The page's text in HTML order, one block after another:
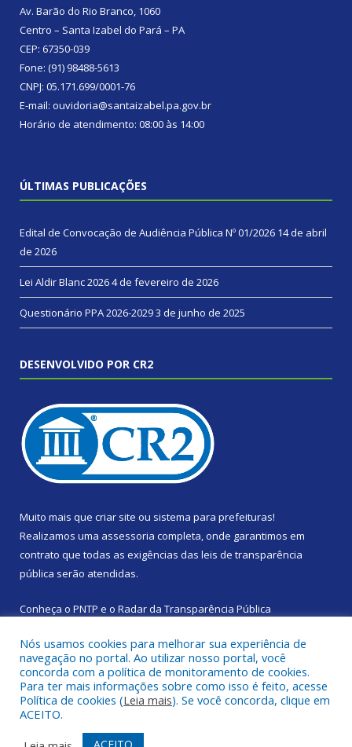
Av. Barão do Rio Branco, 1060
Centro – Santa Izabel do Pará – PA
CEP: 67350-039
Fone: (91) 98488-5613
CNPJ: 05.171.699/0001-76
E-mail: ouvidoria@santaizabel.pa.gov.br
Horário de atendimento: 08:00 às 14:00
ÚLTIMAS PUBLICAÇÕES
Edital de Convocação de Audiência Pública Nº 01/2026 14 de abril
de 2026
Lei Aldir Blanc 20264 de fevereiro de 2026
Questionário PPA 2026-20293 de junho de 2025
DESENVOLVIDO POR CR2
Muito mais que criar site ou sistema para prefeituras!
Realizamos uma assessoria completa, onde garantimos em
contrato que todas as exigências das leis de transparência
pública serão atendidas.
Conheça o PNTP e o Radar da Transparência Pública
Todos os direitos reservados a Prefeitura Municipal de Santa
Izabel do Pará.
Mapa do Site Acessar Área Administrativa
Nós usamos cookies para melhorar sua experiência de
navegação no portal. Ao utilizar nosso portal, você
concorda com a política de monitoramento de cookies.
Para ter mais informações sobre como isso é feito, acesse
Política de cookies (Leia mais). Se você concorda, clique em
ACEITO.